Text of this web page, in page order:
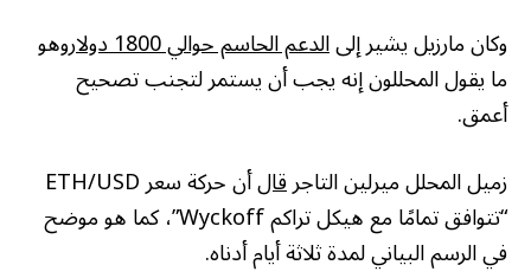
وكان مارزيل يشير إلىالدعم الحاسم حوالي 1800 دولار وهو
ما يقول المحللون إنه يجب أن يستمر لتجنب تصحيح
أعمق.
زميل المحلل ميرلين التاجرقال أن حركة سعر ETH/USD
“تتوافق تمامًا مع هيكل تراكم Wyckoff”، كما هو موضح
في الرسم البياني لمدة ثلاثة أيام أدناه.